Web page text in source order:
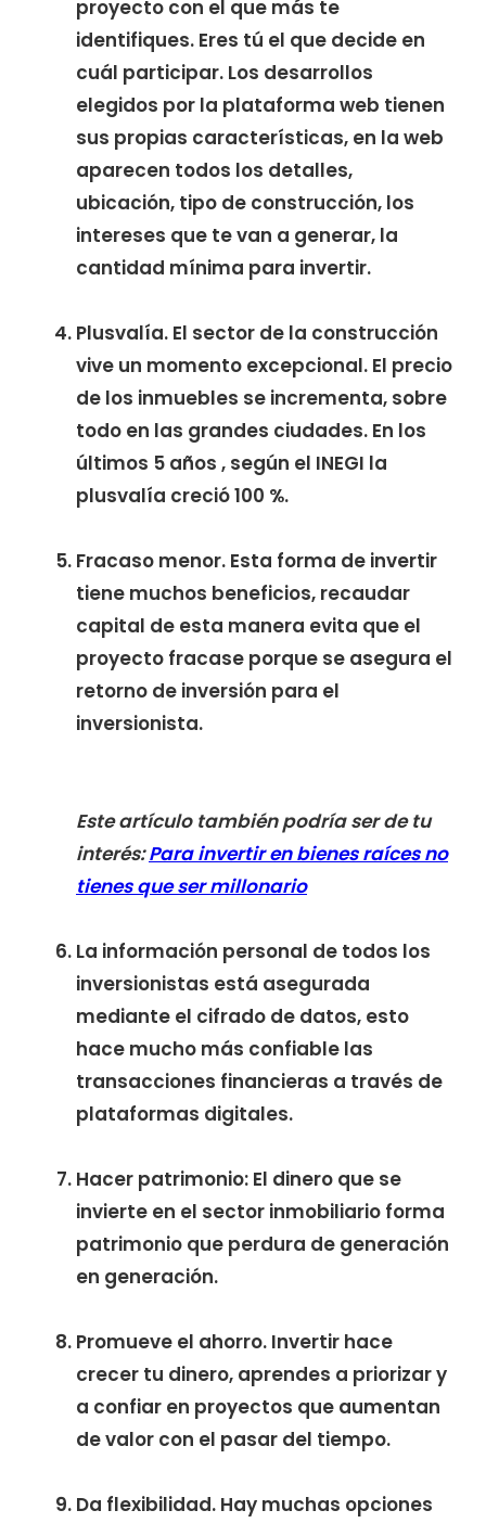
proyecto con el que más te
identifiques. Eres tú el que decide en
cuál participar. Los desarrollos
elegidos por la plataforma web tienen
sus propias características, en la web
aparecen todos los detalles,
ubicación, tipo de construcción, los
intereses que te van a generar, la
cantidad mínima para invertir.
Plusvalía. El sector de la construcción
vive un momento excepcional. El precio
de los inmuebles se incrementa, sobre
todo en las grandes ciudades. En los
últimos 5 años , según el INEGI la
plusvalía creció 100 %.
Fracaso menor. Esta forma de invertir
tiene muchos beneficios, recaudar
capital de esta manera evita que el
proyecto fracase porque se asegura el
retorno de inversión para el
inversionista.
Este artículo también podría ser de tu
interés:Para invertir en bienes raíces no
tienes que ser millonario
La información personal de todos los
inversionistas está asegurada
mediante el cifrado de datos, esto
hace mucho más confiable las
transacciones financieras a través de
plataformas digitales.
Hacer patrimonio: El dinero que se
invierte en el sector inmobiliario forma
patrimonio que perdura de generación
en generación.
Promueve el ahorro. Invertir hace
crecer tu dinero, aprendes a priorizar y
a confiar en proyectos que aumentan
de valor con el pasar del tiempo.
Da flexibilidad. Hay muchas opciones